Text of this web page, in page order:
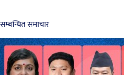
सम्बन्धित समाचार